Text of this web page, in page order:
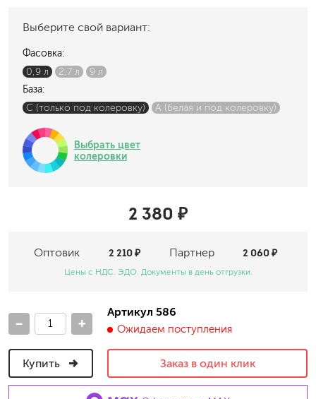
Выберите свой вариант:
Фасовка:
0,9 л
2,7 л
9 л
База:
C (только под колеровку)
A (белая и под колеровку)
Выбрать цвет
колеровки
2 380 ₽
Оптовик Партнер
2 210 ₽ 2 060 ₽
Цены с НДС. ЭДО. Документы в день отгрузки.
- +
Артикул 586
Ожидаем поступления
Купить Заказ в один клик